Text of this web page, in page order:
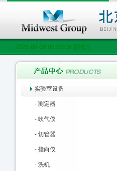
2026-08-08 08:59:09 星期六
实验室设备
- 测定器
- 吹气仪
- 切管器
- 指向仪
- 洗机